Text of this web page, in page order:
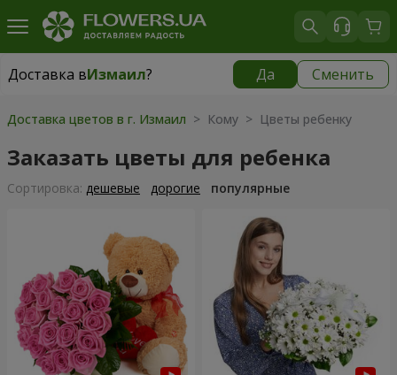
Доставка вИзмаил? Да Сменить
Доставка вИзмаил|
Доставка цветов в г. Измаил > Кому > Цветы ребенку
Заказать цветы для ребенка
Cортировка: дешевые дорогие популярные